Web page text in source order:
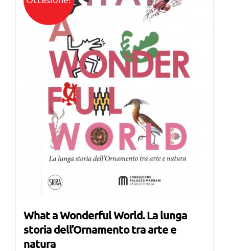
What a Wonderful World. La lunga
storia dell’Ornamento tra arte e
natura